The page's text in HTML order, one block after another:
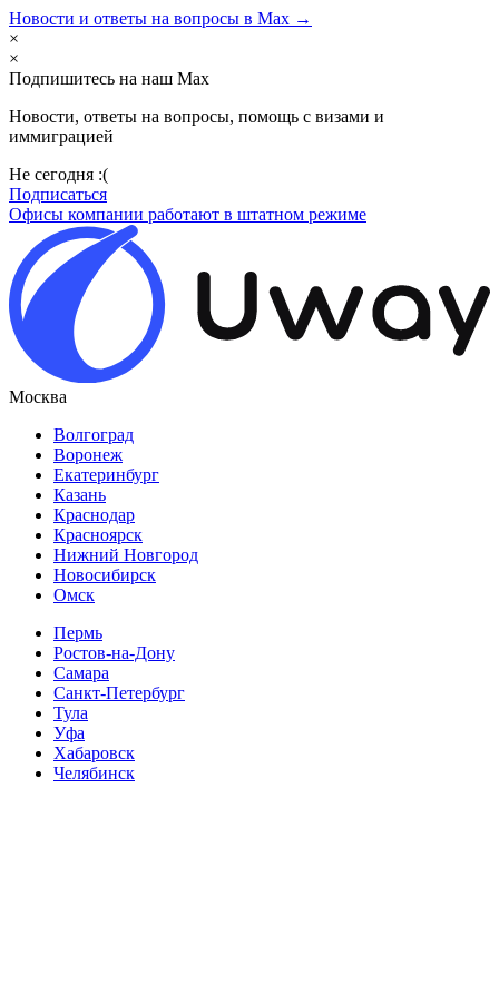
Новости и ответы на вопросы в Max →
×
×
Подпишитесь на наш Max
Новости, ответы на вопросы, помощь с визами и
иммиграцией
Не сегодня :(
Подписаться
Офисы компании работают в штатном режиме
Москва
Волгоград
Воронеж
Екатеринбург
Казань
Краснодар
Красноярск
Нижний Новгород
Новосибирск
Омск
Пермь
Ростов-на-Дону
Самара
Санкт-Петербург
Тула
Уфа
Хабаровск
Челябинск